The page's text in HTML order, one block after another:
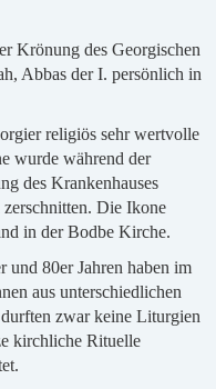
Krönung des Georgischen
Abbas der I. persönlich in
religiös sehr wertvolle
wurde während der
des Krankenhauses
Die Ikone
in der Bodbe Kirche.
und 80er Jahren haben im
aus unterschiedlichen
zwar keine Liturgien
kirchliche Rituelle